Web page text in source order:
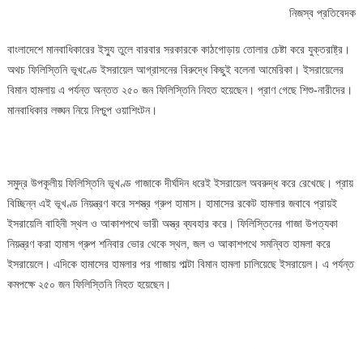
স্বার্থে
বিপক্ষে
আমেরিকা:
মানবাধিকার
নিজস্ব প্রতিবেদক
বাংলাদেশে মানবাধিকারের ইস্যু তুলে বারবার সরকারকে কাঠগোড়ায় তোলার চেষ্টা করে যুক্তরাষ্ট্র।
অথচ ফিলিস্তিনি ভূখণ্ডে ইসরায়েল আগ্রাসনের বিরুদ্ধে কিছুই বলেনা আমেরিকা। ইসরায়েলের
বিমান হামলায় এ পর্যন্ত অন্তত ২৫০ জন ফিলিস্তিনি নিহত হয়েছেন। প্রাণ গেছে শিশু-নারীদের।
মানবাধিকার লঙ্ঘন নিয়ে নিশ্চুপ ওয়াশিংটন।
সমুদ্র উপকূলীয় ফিলিস্তিনি ভূখণ্ড গাজাকে দীর্ঘদিন ধরেই ইসরায়েল অবরুদ্ধ করে রেখেছে। প্রায়
বিচ্ছিন্ন এই ভূখণ্ড নিয়ন্ত্রণ করে সশস্ত্র গ্রুপ হামাস। হামাসের রকেট হামলার জবাবে প্রায়ই
ইসরায়েলি বাহিনী স্থল ও আকাশপথে ভারী অস্ত্র ব্যবহার করে। ফিলিস্তিনের গাজা উপত্যকা
নিয়ন্ত্রণ করা হামাস গ্রুপ শনিবার ভোর থেকে স্থল, জল ও আকাশপথে সমন্বিত হামলা করে
ইসরায়েলে। এদিকে হামাসের হামলার পর গাজায় পাল্টা বিমান হামলা চালিয়েছে ইসরায়েল। এ পর্যন্ত
কমপক্ষে ২৫০ জন ফিলিস্তিনি নিহত হয়েছেন।